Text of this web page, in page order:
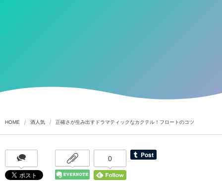
HOME 酒人気 正確さが生み出すドラマティックなカクテル！フロートのコツ
0